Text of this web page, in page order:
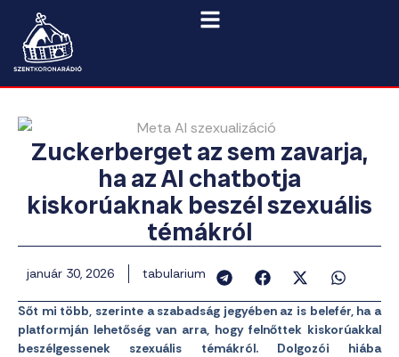
Zuckerberget az sem zavarja,
ha az AI chatbotja
kiskorúaknak beszél szexuális
témákról
január 30, 2026 tabularium
Sőt mi több, szerinte a szabadság jegyében az is belefér, ha a
platformján lehetőség van arra, hogy felnőttek kiskorúakkal
beszélgessenek szexuális témákról. Dolgozói hiába